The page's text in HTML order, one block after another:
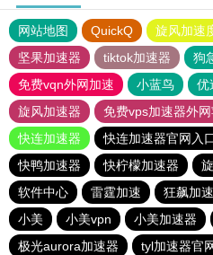
网站地图 QuickQ 旋风加速
坚果加速器
tiktok加速器
狗
免费vqn外网加速
小蓝鸟 优
旋风加速器
免费vps加速器外
快连加速器
快连加速器官网入
快鸭加速器
快柠檬加速器
软件中心
雷霆加速 狂飙加
小美
小美vpn 小美加速器
极光aurora加速器
tyl加速器官